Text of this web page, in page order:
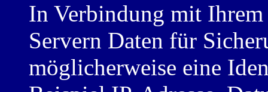
In Verbindung mit
Servern Daten für
möglicherweise eine